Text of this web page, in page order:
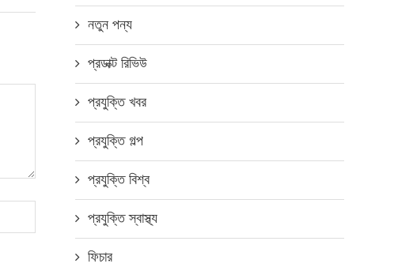
নতুন পন্য
প্রডাক্ট রিভিউ
প্রযুক্তি খবর
প্রযুক্তি গল্প
প্রযুক্তি বিশ্ব
প্রযুক্তি স্বাস্থ্য
ফিচার